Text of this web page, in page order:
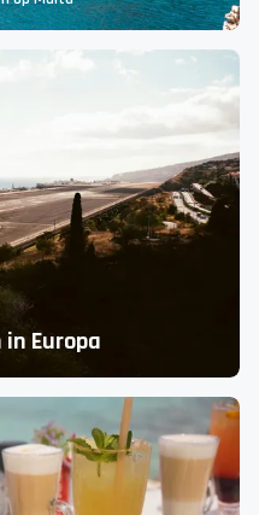
op Malta: dit wil
op Malta